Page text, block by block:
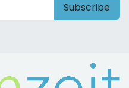
Subscribe